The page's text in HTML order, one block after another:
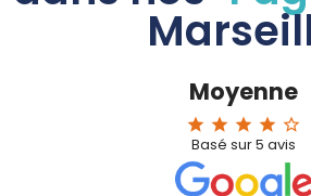
Moyenne
star star star star star_border
Basé sur5 avis